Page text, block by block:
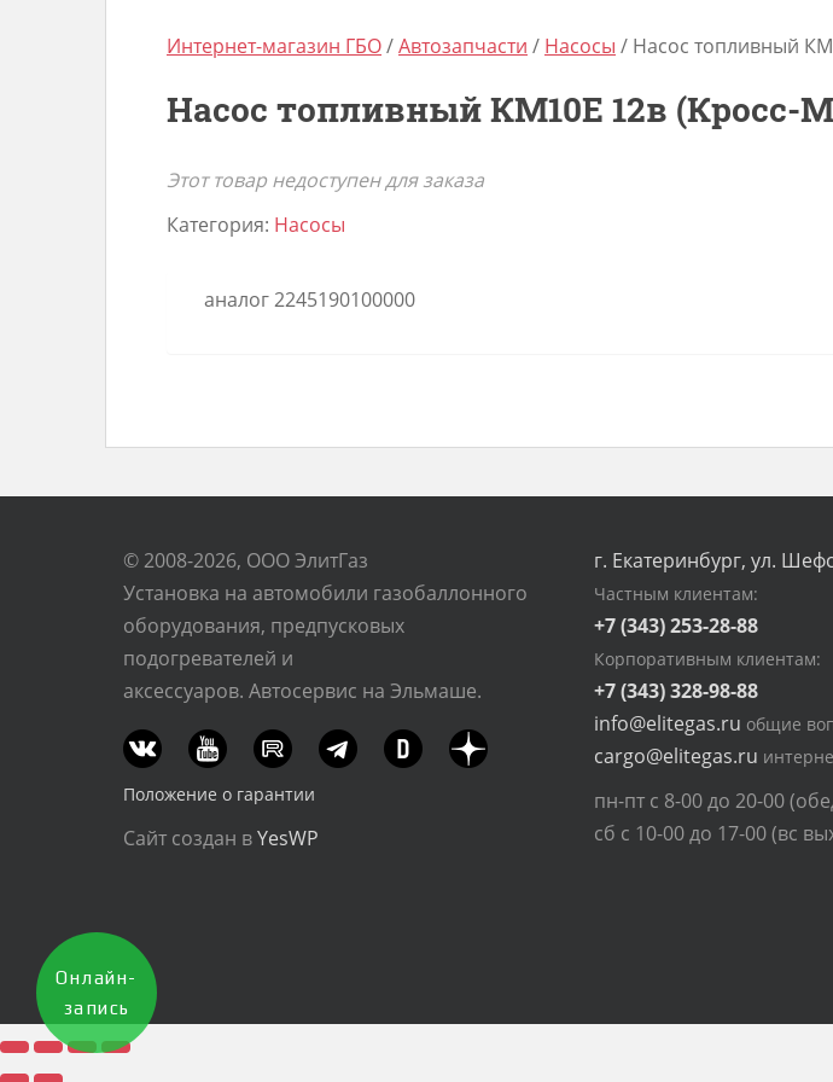
Интернет-магазин ГБО/Автозапчасти / Насосы / Насос топливный
Насос топливный КМ10Е 12в (Кросс-
Этот товар недоступен для заказа
Категория: Насосы
аналог 2245190100000
© 2008-2026, ООО ЭлитГаз
Установка на автомобили газобаллонного
оборудования, предпусковых
подогревателей и
аксессуаров. Автосервис на Эльмаше.
Положение о гарантии
Сайт создан вYesWP
г. Екатеринбург, ул.
Частным клиентам:
+7 (343) 253-28-88
Корпоративным клиентам:
+7 (343) 328-98-88
info@elitegas.ru общие
cargo@elitegas.ru
пн-пт с 8-00 до 20-00
сб с 10-00 до 17-00 (вс
Онлайн-
запись